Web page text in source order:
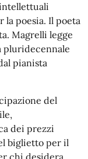
poesia. Il poeta
Magrelli legge
pluridecennale
pianista
del
dei prezzi
biglietto per il